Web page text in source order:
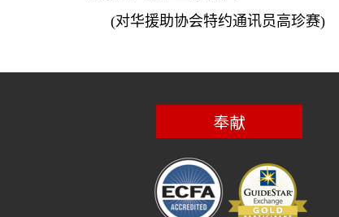
(对华援助协会特约通讯员高珍赛)
奉献